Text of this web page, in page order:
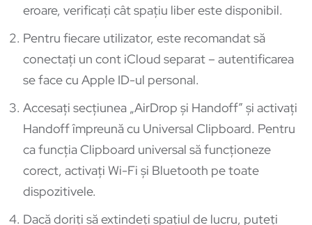
eroare, verificați cât spațiu liber este disponibil.
Pentru fiecare utilizator, este recomandat să
conectați un cont iCloud separat – autentificarea
se face cu Apple ID-ul personal.
Accesați secțiunea „AirDrop și Handoff” și activați
Handoff împreună cu Universal Clipboard. Pentru
ca funcția Clipboard universal să funcționeze
corect, activați Wi-Fi și Bluetooth pe toate
dispozitivele.
Dacă doriți să extindeți spațiul de lucru, puteți